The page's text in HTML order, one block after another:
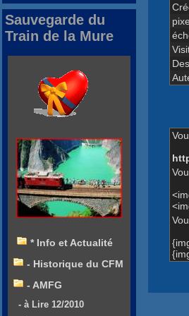
Sauvegarde du
Train de la Mure
* Info et Actualité
- Historique du CFM
- AMFG
- à Lire 12/2010